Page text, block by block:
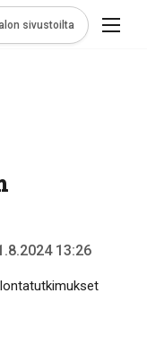
sivustoilta
13:26